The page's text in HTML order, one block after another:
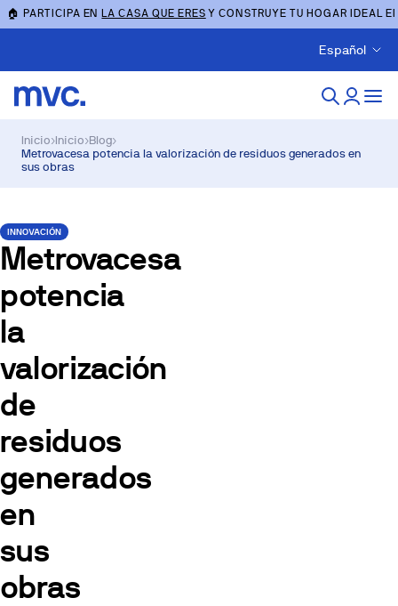
🏠 PARTICIPA ENLA CASA QUE ERES Y CONSTRUYE TU HOGAR IDEAL
Español
Inicio›Inicio›Blog›
Metrovacesa potencia la valorización de residuos generados en
sus obras
INNOVACIÓN
Metrovacesa
potencia
la
valorización
de
residuos
generados
en
sus
obras